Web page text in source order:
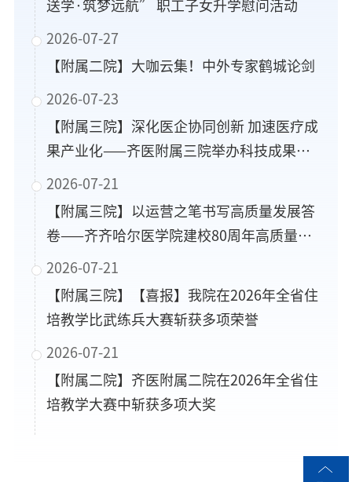
送学·筑梦远航” 职工子女升学慰问活动
2026-07-27
【附属二院】大咖云集！中外专家鹤城论剑
2026-07-23
【附属三院】深化医企协同创新 加速医疗成
果产业化——齐医附属三院举办科技成果转
化专题推进座谈会
2026-07-21
【附属三院】以运营之笔书写高质量发展答
卷——齐齐哈尔医学院建校80周年高质量创
新发展大会医院运营管理经验交流会在齐医
2026-07-21
【附属三院】【喜报】我院在2026年全省住
培教学比武练兵大赛斩获多项荣誉
2026-07-21
【附属二院】齐医附属二院在2026年全省住
培教学大赛中斩获多项大奖